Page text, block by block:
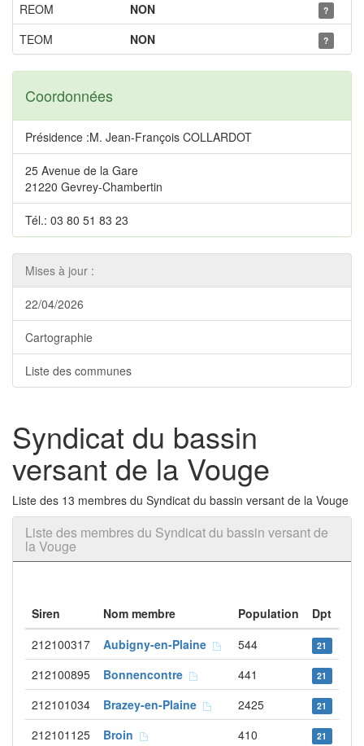
REOM
NON ?
TEOM NON ?
Coordonnées
Présidence :M. Jean-François COLLARDOT
25 Avenue de la Gare
21220 Gevrey-Chambertin
Tél.: 03 80 51 83 23
Mises à jour :
22/04/2026
Cartographie
Liste des communes
Syndicat du bassin
versant de la Vouge
Liste des 13 membres du Syndicat du bassin versant de la Vouge
Liste des membres du Syndicat du bassin versant de
la Vouge
Siren Nom membre Population
Dpt
212100317
Aubigny-en-Plaine 544 21
212100895 Bonnencontre 441 21
212101034 Brazey-en-Plaine 2425 21
212101125 Broin 410 21